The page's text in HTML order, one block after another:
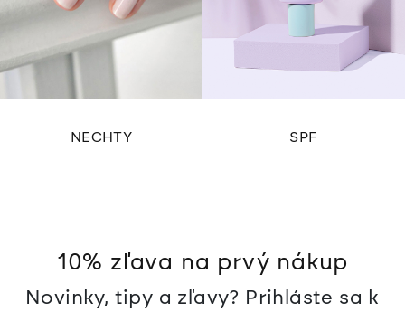
NECHTY SPF
10% zľava na prvý nákup
Novinky, tipy a zľavy? Prihláste sa k